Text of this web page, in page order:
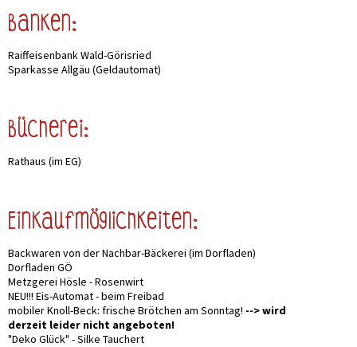
Banken:
Raiffeisenbank Wald-Görisried
Sparkasse Allgäu (Geldautomat)
Bücherei:
Rathaus (im EG)
Einkaufmöglichkeiten:
Backwaren von der Nachbar-Bäckerei (im Dorfladen)
Dorfladen GÖ
Metzgerei Hösle - Rosenwirt
NEU!!! Eis-Automat - beim Freibad
mobiler Knoll-Beck: frische Brötchen am Sonntag! --> wird
derzeit leider nicht angeboten!
"Deko Glück" - Silke Tauchert